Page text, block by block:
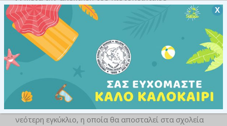
διαπίστωσης της πάθησης, οι υποψήφιοι θα κληθούν
να υποβάλουν αίτηση-μηχανογραφικό δελτίο
προτιμήσεων προκειμένου να συμμετάσχουν στην
επιλογή εισαγωγής σε Σχολές ή Τμήματα της
Τριτοβάθμιας Εκπαίδευσης με την ειδική κατηγορία
των ατόμων με σοβαρές παθήσεις.
Η διαδικασία και ο χρόνος υποβολής των αιτήσεων-
μηχανογραφικών δελτίων θα ανακοινωθεί με
νεότερη εγκύκλιο, η οποία θα αποσταλεί στα σχολεία
Χ